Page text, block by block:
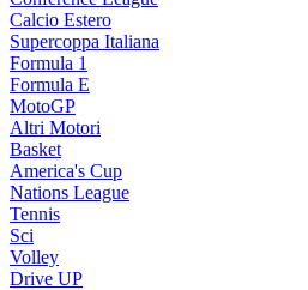
Calcio Estero
Supercoppa Italiana
Formula 1
Formula E
MotoGP
Altri Motori
Basket
America's Cup
Nations League
Tennis
Sci
Volley
Drive UP